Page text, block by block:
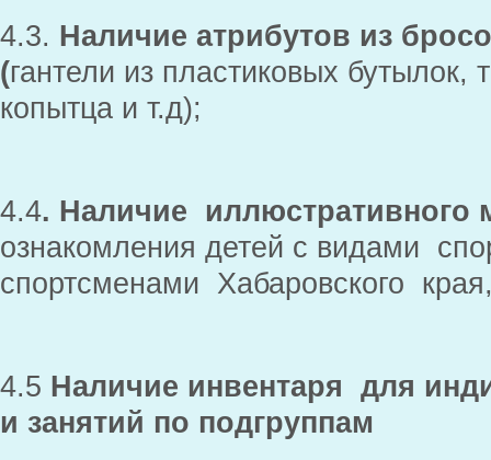
4.3. Наличие атрибутов из
(гантели из пластиковых
копытца и т.д);
4.4. Наличие иллюстративного
ознакомления детей с видами
спортсменами Хабаровского
4.5 Наличие инвентаря для
и занятий по подгруппам